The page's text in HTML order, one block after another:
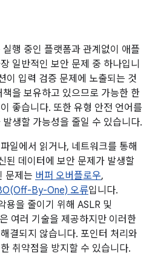
행 중인 플랫폼과 관계없이 애플
일반적인 보안 문제 중 하나입니
이 입력 검증 문제에 노출되는 것
을 보유하고 있으므로 가능한 한
좋습니다. 또한 유형 안전 언어를
생할 가능성을 줄일 수 있습니다.
일에서 읽거나, 네트워크를 통해
된 데이터에 보안 문제가 발생할
문제는 버퍼 오버플로우,
By-One) 오류입니다.
용을 줄이기 위해 ASLR 및
여러 기술을 제공하지만 이러한
결되지 않습니다. 포인터 처리와
취약점을 방지할 수 있습니다.